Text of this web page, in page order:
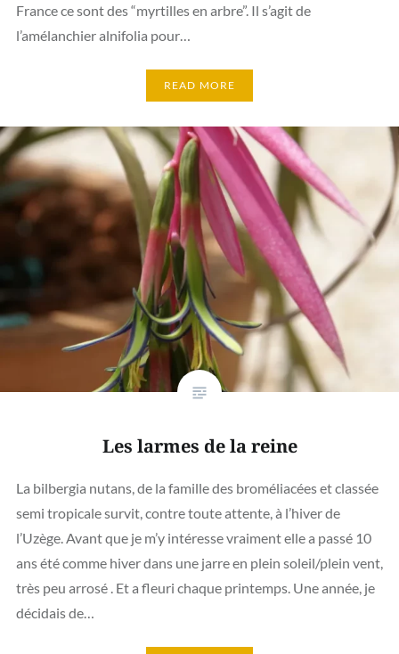
France ce sont des “myrtilles en arbre”. Il s’agit de
l’amélanchier alnifolia pour…
READ MORE
Les larmes de la reine
La bilbergia nutans, de la famille des broméliacées et classée
semi tropicale survit, contre toute attente, à l’hiver de
l’Uzège. Avant que je m’y intéresse vraiment elle a passé 10
ans été comme hiver dans une jarre en plein soleil/plein vent,
très peu arrosé . Et a fleuri chaque printemps. Une année, je
décidais de…